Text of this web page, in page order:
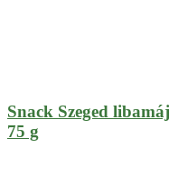
Snack Szeged
75 g